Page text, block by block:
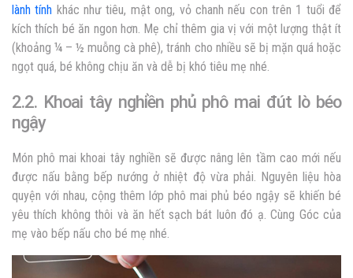
lành tính khác như tiêu, mật ong, vỏ chanh nếu con trên 1 tuổi để
kích thích bé ăn ngon hơn. Mẹ chỉ thêm gia vị với một lượng thật ít
(khoảng ¼ – ½ muỗng cà phê), tránh cho nhiều sẽ bị mặn quá hoặc
ngọt quá, bé không chịu ăn và dễ bị khó tiêu mẹ nhé.
2.2. Khoai tây nghiền phủ phô mai đút lò béo
ngậy
Món phô mai khoai tây nghiền sẽ được nâng lên tầm cao mới nếu
được nấu bằng bếp nướng ở nhiệt độ vừa phải. Nguyên liệu hòa
quyện với nhau, cộng thêm lớp phô mai phủ béo ngậy sẽ khiến bé
yêu thích không thôi và ăn hết sạch bát luôn đó ạ. Cùng Góc của
mẹ vào bếp nấu cho bé mẹ nhé.